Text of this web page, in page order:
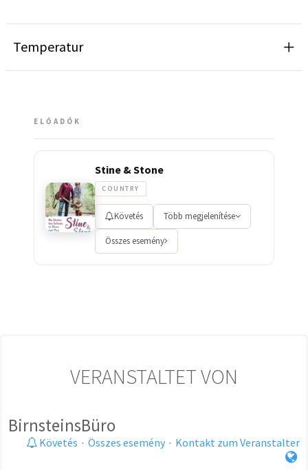
Temperatur
ELŐADÓK
Stine & Stone
COUNTRY
Követés Több megjelenítése
Összes esemény
VERANSTALTET VON
BirnsteinsBüro
Követés · Összes esemény · Kontakt zum Veranstalter